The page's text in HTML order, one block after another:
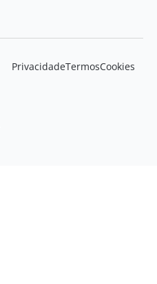
PrivacidadeTermosCookies